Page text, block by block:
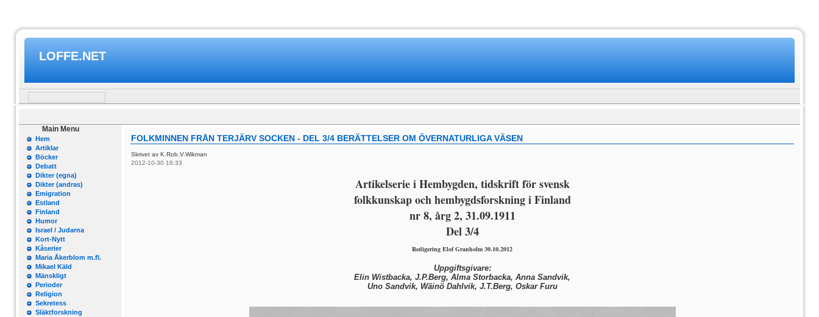
LOFFE.NET
Main Menu
Hem
Artiklar
Böcker
Debatt
Dikter (egna)
Dikter (andras)
Emigration
Estland
Finland
Humor
Israel / Judarna
Kort-Nytt
Kåserier
Maria Åkerblom m.fl.
Mikael Käld
Mänskligt
Perioder
Religion
Sekretess
Släktforskning
FOLKMINNEN FRÅN TERJÄRV SOCKEN - DEL 3/4 BERÄTTELSER OM ÖVERNATURLIGA VÄSEN
Skrivet av K.Rob.V.Wikman
2012-10-30 16:33
Artikelserie i Hembygden, tidskrift för svensk
folkkunskap och hembygdsforskning i Finland
nr 8, årg 2, 31.09.1911
Del 3/4
Redigering Elof Granholm 30.10.2012
Uppgiftsgivare:
Elin Wistbacka, J.P.Berg, Alma Storbacka, Anna Sandvik,
Uno Sandvik, Wäinö Dahlvik, J.T.Berg, Oskar Furu